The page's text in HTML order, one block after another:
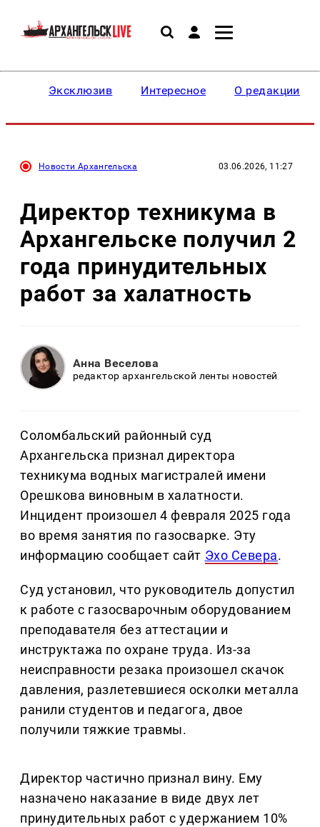
Эксклюзив Интересное О редакции
Новости Архангельска 03.06.2026, 11:27
Директор техникума в
Архангельске получил 2
года принудительных
работ за халатность
Анна Веселова
редактор архангельской ленты новостей
Соломбальский районный суд
Архангельска признал директора
техникума водных магистралей имени
Орешкова виновным в халатности.
Инцидент произошел 4 февраля 2025 года
во время занятия по газосварке. Эту
информацию сообщает сайт Эхо Севера.
Суд установил, что руководитель допустил
к работе с газосварочным оборудованием
преподавателя без аттестации и
инструктажа по охране труда. Из-за
неисправности резака произошел скачок
давления, разлетевшиеся осколки металла
ранили студентов и педагога, двое
получили тяжкие травмы.
Директор частично признал вину. Ему
назначено наказание в виде двух лет
принудительных работ с удержанием 10%